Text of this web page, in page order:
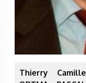
Thierry
Camille